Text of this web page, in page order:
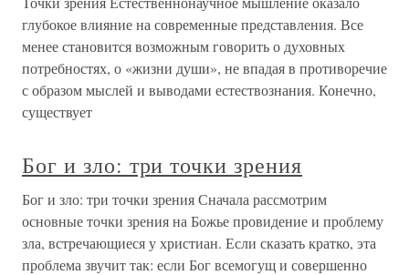
глубокое влияние на современные представления. Все
менее становится возможным говорить о духовных
потребностях, о «жизни души», не впадая в противоречие
с образом мыслей и выводами естествознания. Конечно,
существует
Бог и зло: три точки зрения
Бог и зло: три точки зрения Сначала рассмотрим
основные точки зрения на Божье провидение и проблему
зла, встречающиеся у христиан. Если сказать кратко, эта
проблема звучит так: если Бог всемогущ и совершенно